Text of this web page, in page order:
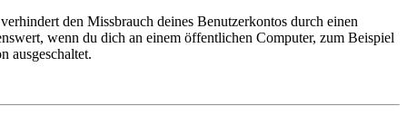
den Missbrauch deines Benutzerkontos durch einen
wenn du dich an einem öffentlichen Computer, zum Beispiel
ausgeschaltet.